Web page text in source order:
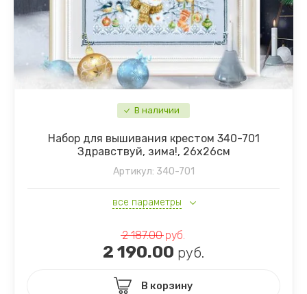
В наличии
Набор для вышивания крестом 340-701
Здравствуй, зима!, 26х26см
Артикул: 340-701
все параметры
2 187.00руб.
2 190.00 руб.
В корзину